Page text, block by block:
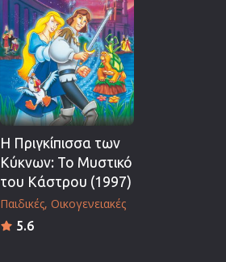
Η Πριγκίπισσα των
Κύκνων: Το Μυστικό
του Κάστρου (1997)
Παιδικές Οικογενειακές
5.6